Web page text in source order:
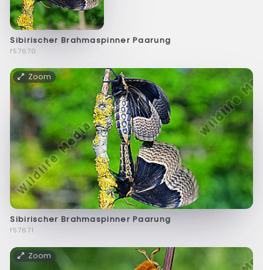
Sibirischer Brahmaspinner Paarung
f57670
Zoom
Sibirischer Brahmaspinner Paarung
f57671
Zoom